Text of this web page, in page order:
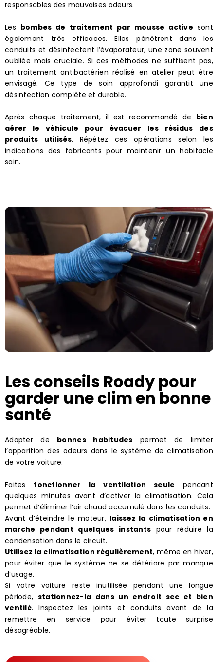
responsables des mauvaises odeurs.
Les bombes de traitement par mousse active sont
également très efficaces. Elles pénètrent dans les
conduits et désinfectent l’évaporateur, une zone souvent
oubliée mais cruciale. Si ces méthodes ne suffisent pas,
un traitement antibactérien réalisé en atelier peut être
envisagé. Ce type de soin approfondi garantit une
désinfection complète et durable.
Après chaque traitement, il est recommandé de bien
aérer le véhicule pour évacuer les résidus des
produits utilisés. Répétez ces opérations selon les
indications des fabricants pour maintenir un habitacle
sain.
Les conseils Roady pour
garder une clim en bonne
santé
Adopter de bonnes habitudes permet de limiter
l’apparition des odeurs dans le système de climatisation
de votre voiture.
Faites fonctionner la ventilation seule pendant
quelques minutes avant d’activer la climatisation. Cela
permet d’éliminer l’air chaud accumulé dans les conduits.
Avant d’éteindre le moteur, laissez la climatisation en
marche pendant quelques instants pour réduire la
condensation dans le circuit.
Utilisez la climatisation régulièrement, même en hiver,
pour éviter que le système ne se détériore par manque
d’usage.
Si votre voiture reste inutilisée pendant une longue
période, stationnez-la dans un endroit sec et bien
ventilé. Inspectez les joints et conduits avant de la
remettre en service pour éviter toute surprise
désagréable.